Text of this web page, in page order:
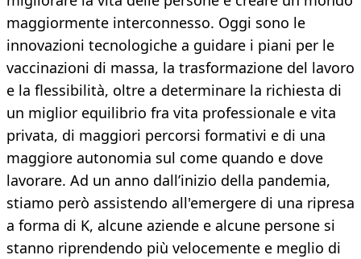
maggiormente interconnesso. Oggi sono le
innovazioni tecnologiche a guidare i piani per le
vaccinazioni di massa, la trasformazione del lavoro
e la flessibilità, oltre a determinare la richiesta di
un miglior equilibrio fra vita professionale e vita
privata, di maggiori percorsi formativi e di una
maggiore autonomia sul come quando e dove
lavorare. Ad un anno dall’inizio della pandemia,
stiamo però assistendo all'emergere di una ripresa
a forma di K, alcune aziende e alcune persone si
stanno riprendendo più velocemente e meglio di